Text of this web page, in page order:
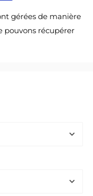
gérées de manière
pouvons récupérer